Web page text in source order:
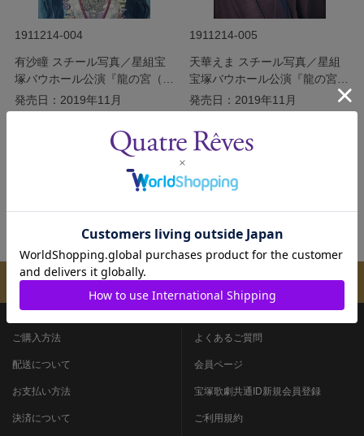
1911214-004
有沙瞳 スチール写真／星組宝
塚バウホール公演『龍の宮（た
つのみや）物語』
発売日：2019年11月
サイズを選択する
1911214-005
天華えま スチール写真／星組
宝塚バウホール公演『龍の宮
（たつのみや）物語』
発売日：2019年11月
￥200 (税込)
サイズを選択する
メールマガジンのご案内
ご購入方法
配送について
お支払い方法
決済について
よくあるご質問
会員ページ
宝塚歌劇共通ID新規会員登録
ご利用規約